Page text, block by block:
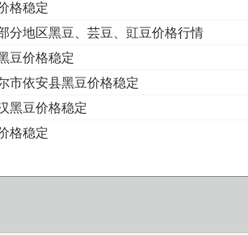
格稳定
分地区黑豆、芸豆、豇豆价格行情
豆价格稳定
市依安县黑豆价格稳定
黑豆价格稳定
格稳定